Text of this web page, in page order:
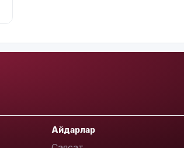
Айдарлар